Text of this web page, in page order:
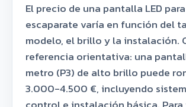
El precio de una pantalla LED para
escaparate varía en función del
modelo, el brillo y la instalación.
referencia orientativa: una
metro (P3) de alto brillo puede
3.000-4.500 €, incluyendo